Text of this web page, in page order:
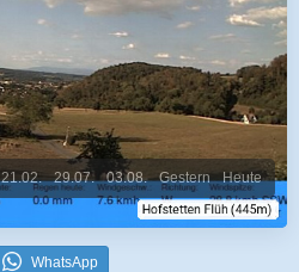
Heute
Gestern
03.08.
29.07.
21.02.
WhatsApp